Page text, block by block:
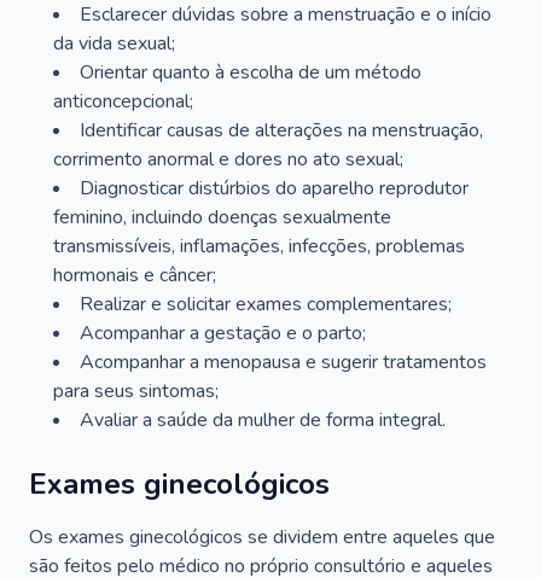
Esclarecer dúvidas sobre a menstruação e o início
da vida sexual;
Orientar quanto à escolha de um método
anticoncepcional;
Identificar causas de alterações na menstruação,
corrimento anormal e dores no ato sexual;
Diagnosticar distúrbios do aparelho reprodutor
feminino, incluindo doenças sexualmente
transmissíveis, inflamações, infecções, problemas
hormonais e câncer;
Realizar e solicitar exames complementares;
Acompanhar a gestação e o parto;
Acompanhar a menopausa e sugerir tratamentos
para seus sintomas;
Avaliar a saúde da mulher de forma integral.
Exames ginecológicos
Os exames ginecológicos se dividem entre aqueles que
são feitos pelo médico no próprio consultório e aqueles